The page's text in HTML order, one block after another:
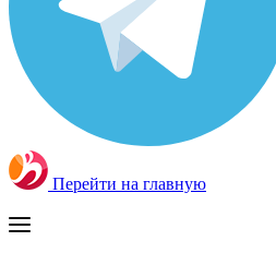
Перейти на главную